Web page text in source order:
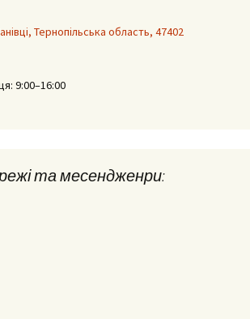
Тернопільська область, 47402
9:00–16:00
та месендженри: